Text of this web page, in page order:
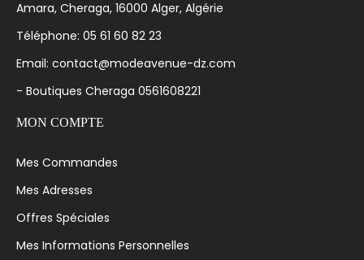
Amara, Cheraga, 16000 Alger, Algérie
Téléphone: 05 61 60 82 23
Email: contact@modeavenue-dz.com
- Boutiques Cheraga 0561608221
MON COMPTE
Mes Commandes
Mes Adresses
Offres Spéciales
Mes Informations Personnelles